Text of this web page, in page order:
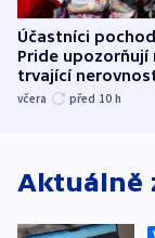
Účastníci
Pride upozorňují
trvající
společenskou
včera před 10 h
Aktuálně